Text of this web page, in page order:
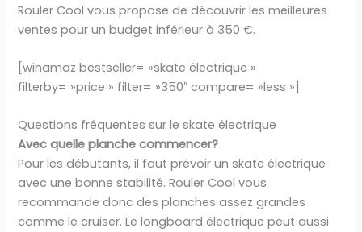
Rouler Cool vous propose de découvrir les meilleures
ventes pour un budget inférieur à 350 €.
[winamaz bestseller= »skate électrique »
filterby= »price » filter= »350″ compare= »less »]
Questions fréquentes sur le skate électrique
Avec quelle planche commencer?
Pour les débutants, il faut prévoir un skate électrique
avec une bonne stabilité. Rouler Cool vous
recommande donc des planches assez grandes
comme le cruiser. Le longboard électrique peut aussi